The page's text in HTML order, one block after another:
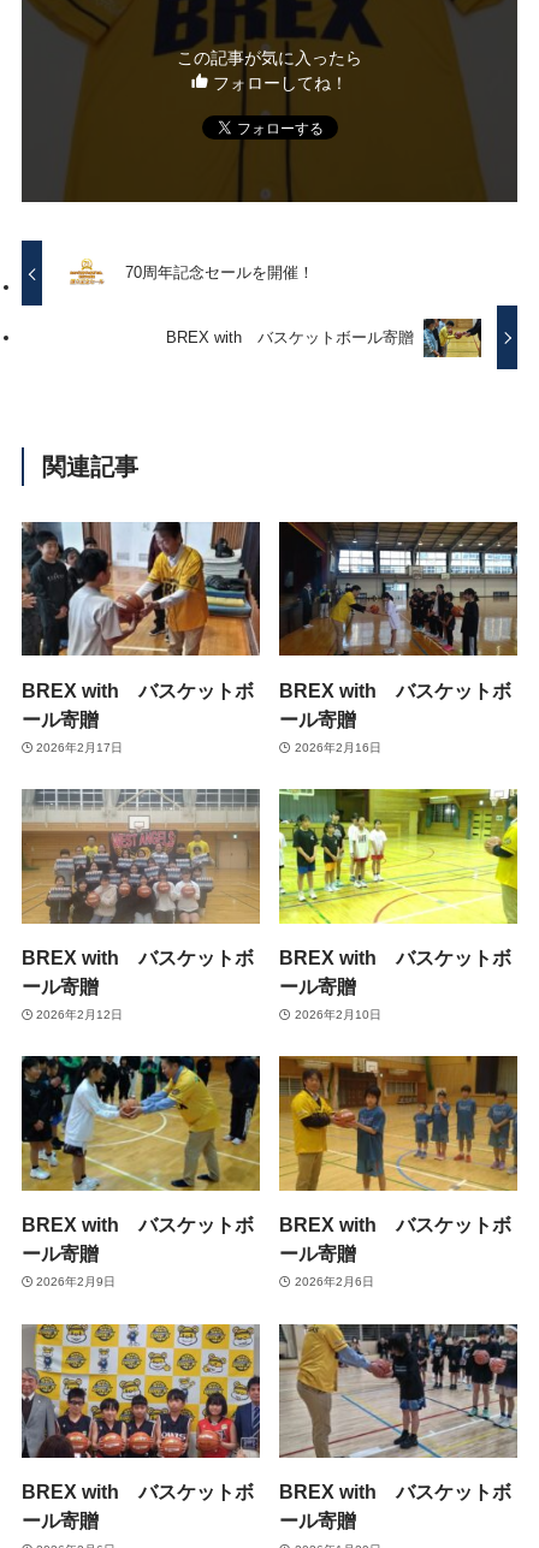
この記事が気に入ったら
フォローしてね！
70周年記念セールを開催！
BREX with バスケットボール寄贈
関連記事
BREX with バスケットボ
ール寄贈
2026年2月17日
BREX with バスケットボ
ール寄贈
2026年2月16日
BREX with バスケットボ
ール寄贈
2026年2月12日
BREX with バスケットボ
ール寄贈
2026年2月10日
BREX with バスケットボ
ール寄贈
2026年2月9日
BREX with バスケットボ
ール寄贈
2026年2月6日
BREX with バスケットボ
ール寄贈
BREX with バスケットボ
ール寄贈